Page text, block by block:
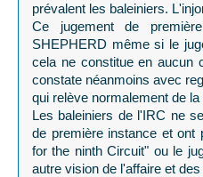
prévalent les baleiniers.
Ce jugement de
SHEPHERD même si le
cela ne constitue en aucun
constate néanmoins avec
qui relève normalement de
Les baleiniers de l'IRC ne
de première instance et ont
for the ninth Circuit" ou le
autre vision de l'affaire et